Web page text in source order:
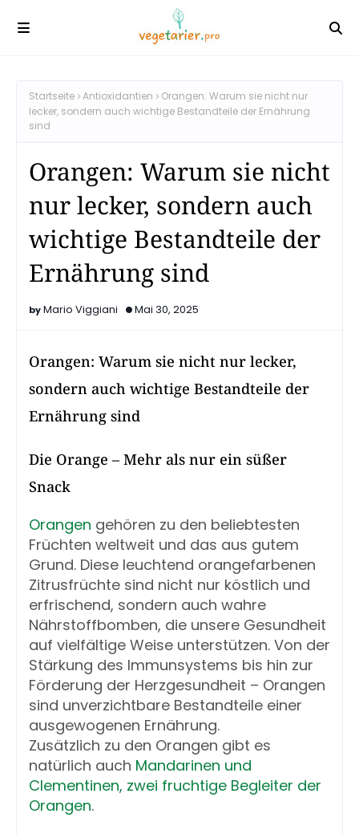
Startseite Antioxidantien
Orangen: Warum sie nicht nur
lecker, sondern auch wichtige Bestandteile der Ernährung
sind
Orangen: Warum sie nicht
nur lecker, sondern auch
wichtige Bestandteile der
Ernährung sind
Mario Viggiani Mai 30, 2025
Orangen: Warum sie nicht nur lecker,
sondern auch wichtige Bestandteile der
Ernährung sind
Die Orange – Mehr als nur ein süßer
Snack
Orangen gehören zu den beliebtesten
Früchten weltweit und das aus gutem
Grund. Diese leuchtend orangefarbenen
Zitrusfrüchte sind nicht nur köstlich und
erfrischend, sondern auch wahre
Nährstoffbomben, die unsere Gesundheit
auf vielfältige Weise unterstützen. Von der
Stärkung des Immunsystems bis hin zur
Förderung der Herzgesundheit – Orangen
sind unverzichtbare Bestandteile einer
ausgewogenen Ernährung.
Zusätzlich zu den Orangen gibt es
natürlich auch Mandarinen und
Clementinen, zwei fruchtige Begleiter der
Orangen.